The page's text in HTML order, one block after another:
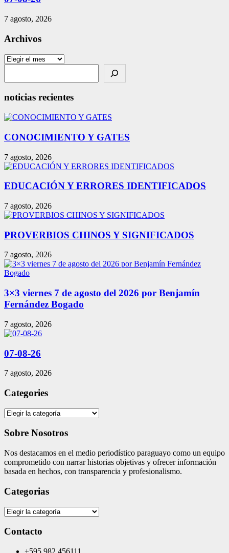
7 agosto, 2026
Archivos
Archivos
noticias recientes
CONOCIMIENTO Y GATES
7 agosto, 2026
EDUCACIÓN Y ERRORES IDENTIFICADOS
7 agosto, 2026
PROVERBIOS CHINOS Y SIGNIFICADOS
7 agosto, 2026
3×3 viernes 7 de agosto del 2026 por Benjamín
Fernández Bogado
7 agosto, 2026
07-08-26
7 agosto, 2026
Categories
Categories
Sobre Nosotros
Nos destacamos en el medio periodístico paraguayo como un equipo
comprometido con narrar historias objetivas y ofrecer información
basada en hechos, con transparencia y profesionalismo.
Categorias
Categorias
Contacto
+595 982 456111